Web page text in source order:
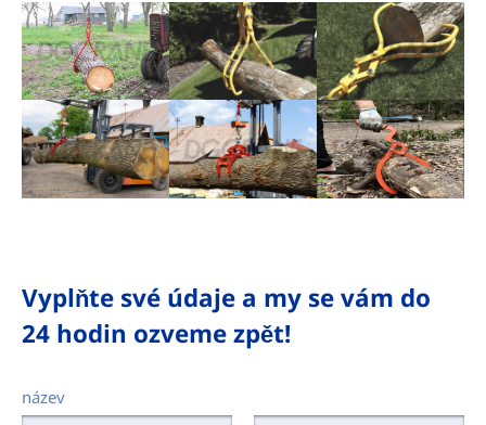
Vyplňte své údaje a my se vám do
24 hodin ozveme zpět!
název